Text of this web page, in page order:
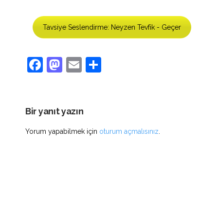
Tavsiye Seslendirme: Neyzen Tevfik - Geçer
Facebook
Mastodon
Email
Bir yanıt yazın
Yorum yapabilmek için oturum açmalısınız